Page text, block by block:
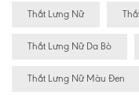
Thắt Lưng Nữ
Thắt Lưng Nữ Da Bò
Thắt Lưng Nữ Màu Đen